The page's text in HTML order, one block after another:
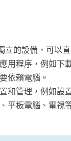
的設備，可以
用程序，例如
依賴電腦。
和管理，例如
平板電腦、電視